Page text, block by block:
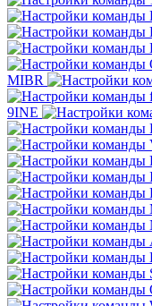
MIBR
9INE